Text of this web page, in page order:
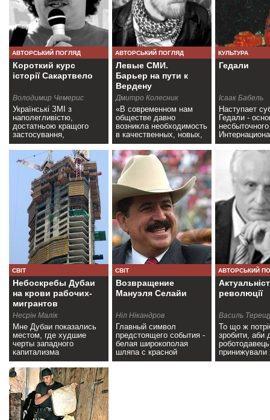
АВТОРСЬКИЙ ПОГЛЯД
Короткий курс
історії Сакартвело
Володимир Чемерис
Українські ЗМІ з
наполегливістю,
достатньою кращого
застосування,
рекламують досвід
«грузинських реформ».
Реформ, яких
насправді>>
АВТОРСЬКИЙ ПОГЛЯД
Левые СМИ.
Барьер на пути к
Вердену
Дмитро Колесник
«В современном нам
обществе давно
возникла необходимость
в качественных, новых,
массовых левых СМИ» -
подобные мысли>>
КУЛЬТУРА
Гедали
Ісаак Бабель
Наступает
Гедали -
несбыточного
в синагогу
СВІТ
Небоскребы Дубаи
на крови рабочих-
мигрантов
Несрін Малік
Мне Дубаи показались
местом, где худшие
черты западного
капитализма
смешиваются с
расизмом стран
персидского залива>>
СВІТ
Возвращение
Мануэля Селайи
Ніл Нікандров
Главный символ
предстоящего события -
белая широкополая
шляпа с красной
лентой.>>
АВТОРСЬКИЙ
революції
Василь
То що ж
зробити, аби
принижували
людини